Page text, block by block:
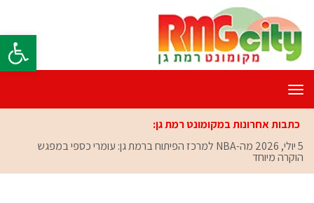
פתח
תפריט
כתבות אחרונות במקומונט רמת גן:
5 יולי, 2026
מה-NBA למרכז הפיתוח ברמת גן: עומרי כספי במפגש
הוקרה מיוחד